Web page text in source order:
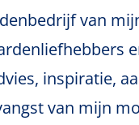
van
inspiratie,
van mijn